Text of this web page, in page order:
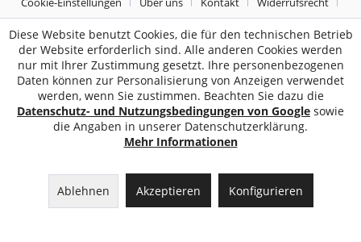
Datenschutz
AGB Impressum
Sebworld
2187Bewertungen auf ProvenExpert.com
Diese Website benutzt Cookies, die für den technischen Betrieb
der Website erforderlich sind. Alle anderen Cookies werden
nur mit Ihrer Zustimmung gesetzt. Ihre personenbezogenen
Daten können zur Personalisierung von Anzeigen verwendet
werden, wenn Sie zustimmen. Beachten Sie dazu die
Datenschutz- und Nutzungsbedingungen von Google sowie
die Angaben in unserer Datenschutzerklärung.
Mehr Informationen
Ablehnen Akzeptieren Konfigurieren